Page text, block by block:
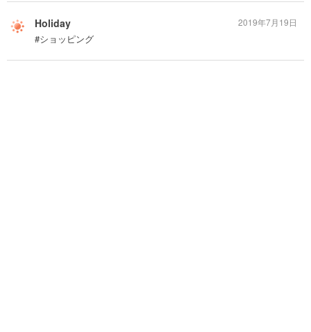
Holiday
#ショッピング
2019年7月19日